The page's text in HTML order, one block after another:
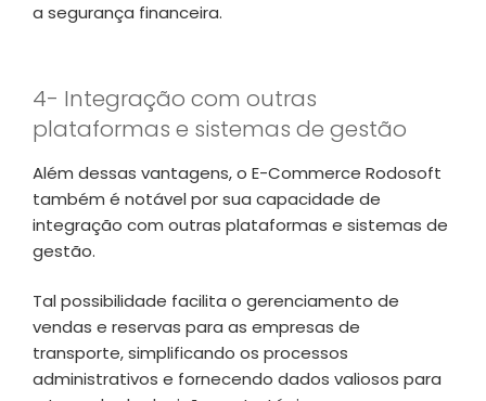
a segurança financeira.
4- Integração com outras
plataformas e sistemas de gestão
Além dessas vantagens, o E-Commerce Rodosoft
também é notável por sua capacidade de
integração com outras plataformas e sistemas de
gestão.
Tal possibilidade facilita o gerenciamento de
vendas e reservas para as empresas de
transporte, simplificando os processos
administrativos e fornecendo dados valiosos para